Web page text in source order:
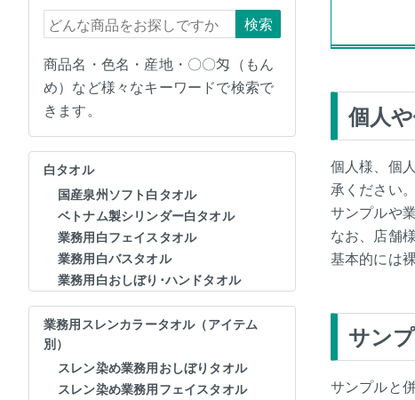
検索
商品名・色名・産地・〇〇匁（もん
め）など様々なキーワードで検索で
きます。
白タオル
国産泉州ソフト白タオル
ベトナム製シリンダー白タオル
業務用白フェイスタオル
業務用白バスタオル
業務用白おしぼり･ハンドタオル
業務用スレンカラータオル（アイテム
別）
スレン染め業務用おしぼりタオル
スレン染め業務用フェイスタオル
個人
個人様、個
承ください。
サンプルや
なお、店舗
基本的には
サン
サンプルと